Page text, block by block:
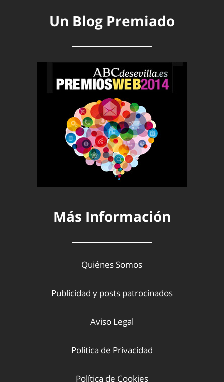
Un Blog Premiado
Más Información
Quiénes Somos
Publicidad y posts patrocinados
Aviso Legal
Política de Privacidad
Política de Cookies